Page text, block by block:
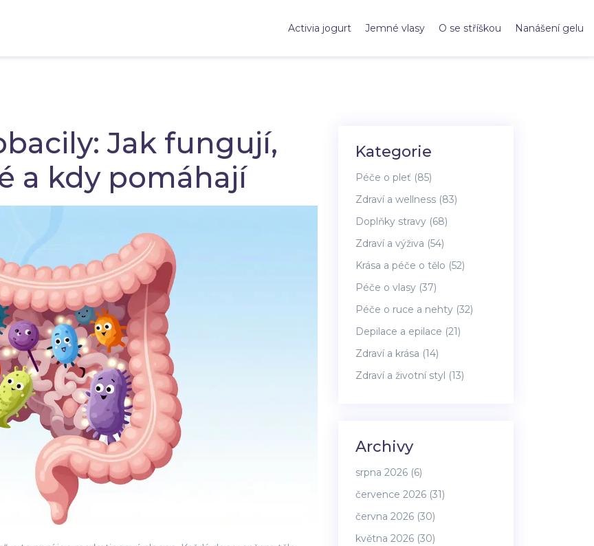
Activia jogurt Jemné vlasy O se stříškou Nanášení gelu
Jak fungují,
a kdy pomáhají
Kategorie
Péče o pleť (85)
Zdraví a wellness (83)
Doplňky stravy (68)
Zdraví a výživa (54)
Krása a péče o tělo (52)
Péče o vlasy (37)
Péče o ruce a nehty (32)
Depilace a epilace (21)
Zdraví a krása (14)
Zdraví a životní styl (13)
Archivy
srpna 2026 (6)
července 2026 (31)
června 2026 (30)
května 2026 (30)